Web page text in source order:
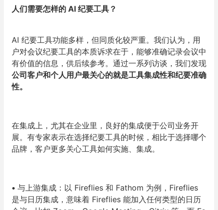
人们需要怎样的 AI 纪要工具？
AI 纪要工具功能多样，但同质化较严重。我们认为，用
户对会议纪要工具的本质诉求在于，能够准确记录会议中
有价值的信息，供后续参考。通过一系列访谈，我们发现
公司客户和个人用户最关心的就是工具集成性和纪要准确
性。
在集成上，尤其在企业里，良好的集成便于公司业务开
展。有专家表示在选择纪要工具的时候，相比于选择哪个
品牌，客户更多关心工具如何实施、集成。
• 与上游集成：以 Fireflies 和 Fathom 为例，Fireflies
是与日历集成，意味着 Fireflies 能加入任何类型的日历